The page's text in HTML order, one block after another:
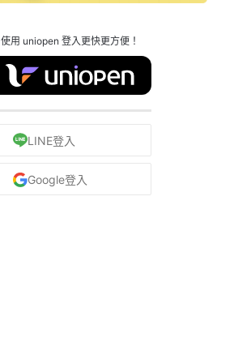
使用 uniopen 登入更快更方便！
LINE登入
Google登入